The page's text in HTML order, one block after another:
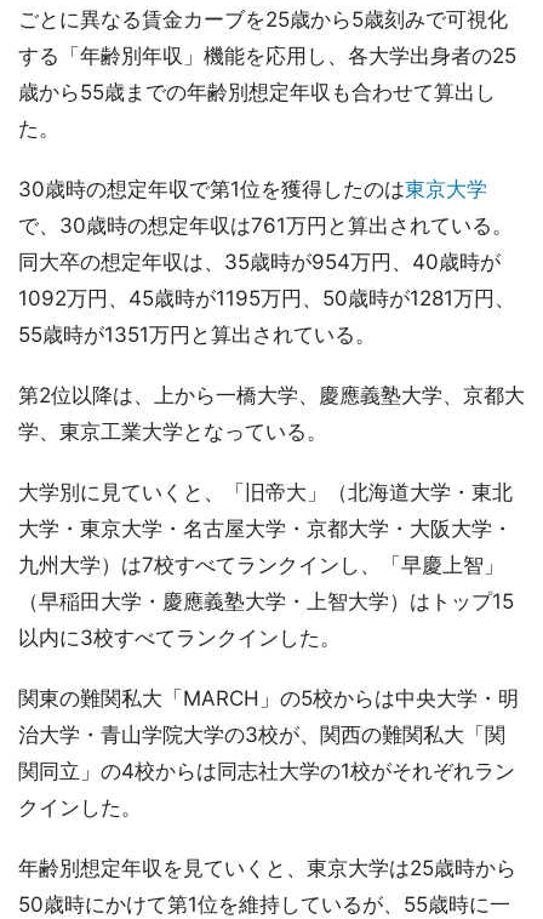
ごとに異なる賃金カーブを25歳から5歳刻みで可視化
する「年齢別年収」機能を応用し、各大学出身者の25
歳から55歳までの年齢別想定年収も合わせて算出し
た。
30歳時の想定年収で第1位を獲得したのは東京大学
で、30歳時の想定年収は761万円と算出されている。
同大卒の想定年収は、35歳時が954万円、40歳時が
1092万円、45歳時が1195万円、50歳時が1281万円、
55歳時が1351万円と算出されている。
第2位以降は、上から一橋大学、慶應義塾大学、京都大
学、東京工業大学となっている。
大学別に見ていくと、「旧帝大」（北海道大学・東北
大学・東京大学・名古屋大学・京都大学・大阪大学・
九州大学）は7校すべてランクインし、「早慶上智」
（早稲田大学・慶應義塾大学・上智大学）はトップ15
以内に3校すべてランクインした。
関東の難関私大「MARCH」の5校からは中央大学・明
治大学・青山学院大学の3校が、関西の難関私大「関
関同立」の4校からは同志社大学の1校がそれぞれラン
クインした。
年齢別想定年収を見ていくと、東京大学は25歳時から
50歳時にかけて第1位を維持しているが、55歳時に一